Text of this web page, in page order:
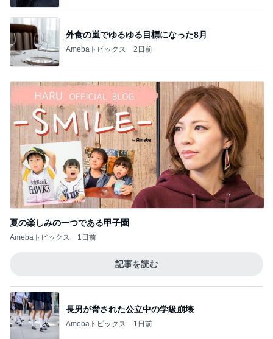
外食の嵐でゆるゆる目標になった8月
Amebaトピックス 2日前
夏の楽しみの一つである甲子園
Amebaトピックス 1日前
記事を読む
長男が脅された公立中の学級崩壊
Amebaトピックス 1日前